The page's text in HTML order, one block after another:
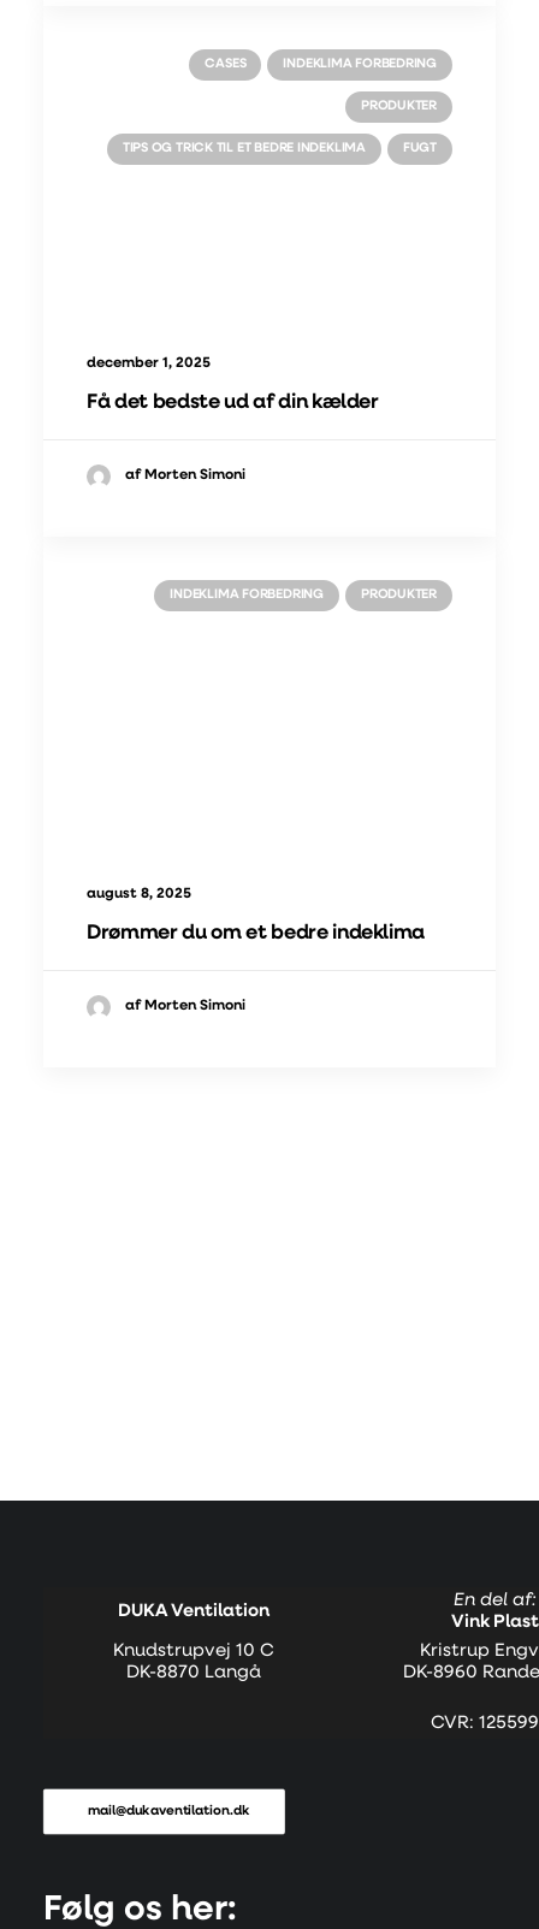
CASES INDEKLIMA FORBEDRING
PRODUKTER
TIPS OG TRICK TIL ET BEDRE INDEKLIMA FUGT
december 1, 2025
Få det bedste ud af din kælder
af Morten Simoni
INDEKLIMA FORBEDRING PRODUKTER
august 8, 2025
Drømmer du om et bedre indeklima
af Morten Simoni
DUKA Ventilation
En del af:
Vink Plast
Knudstrupvej 10 C
DK-8870 Langå
Kristrup
DK-8960
CVR:
mail@dukaventilation.dk
Følg os her: